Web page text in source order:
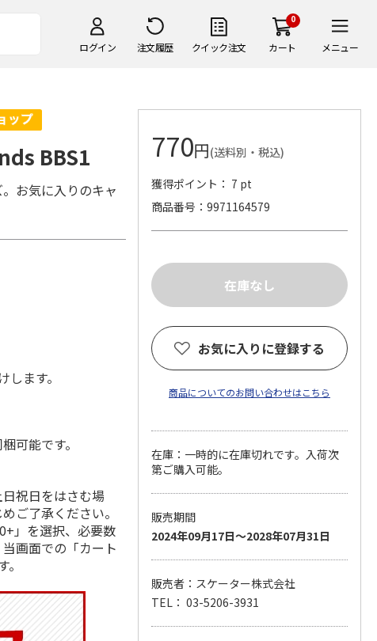
ログイン 注文履歴 クイック注文
0
カート メニュー
BBS1
お気に入りのキャ
ます。
可能です。
祝日をはさむ場
ご了承ください。
」を選択、必要数
画面での「カート
770円(送料別・税込)
獲得ポイント： 7 pt
商品番号
9971164579
お気に入りに登録する
商品についてのお問い合わせはこちら
在庫：一時的に在庫切れです。入荷次
第ご購入可能。
販売期間
2024年09月17日～2028年07月31日
販売者：スケーター株式会社
TEL： 03-5206-3931